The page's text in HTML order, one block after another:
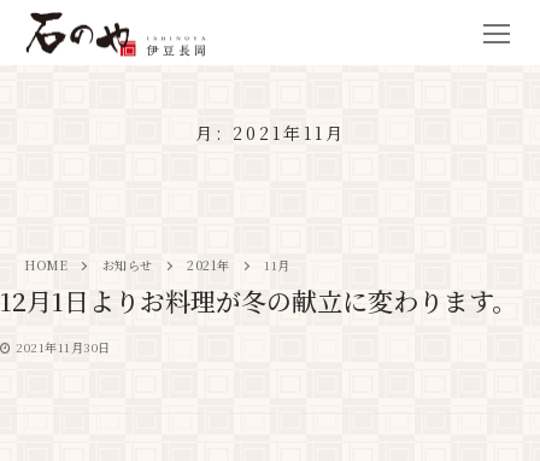
月: 2021年11月
HOME お知らせ 2021年 11月
12月1日よりお料理が冬の献立に変わります。
2021年11月30日